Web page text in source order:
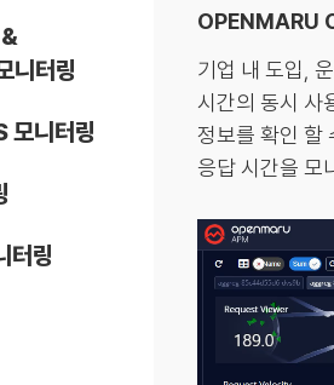
터링
니터링
터링
OPENMARU
기업 내 도입,
시간의 동시 사
정보를 확인 할
응답 시간을 모